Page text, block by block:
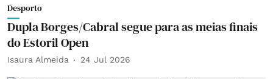
Desporto
Dupla Borges/Cabral segue para as meias finais
do Estoril Open
Isaura Almeida 24 Jul 2026